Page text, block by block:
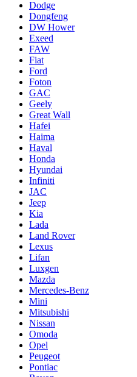
Dodge
Dongfeng
DW Hower
Exeed
FAW
Fiat
Ford
Foton
GAC
Geely
Great Wall
Hafei
Haima
Haval
Honda
Hyundai
Infiniti
JAC
Jeep
Kia
Lada
Land Rover
Lexus
Lifan
Luxgen
Mazda
Mercedes-Benz
Mini
Mitsubishi
Nissan
Omoda
Opel
Peugeot
Pontiac